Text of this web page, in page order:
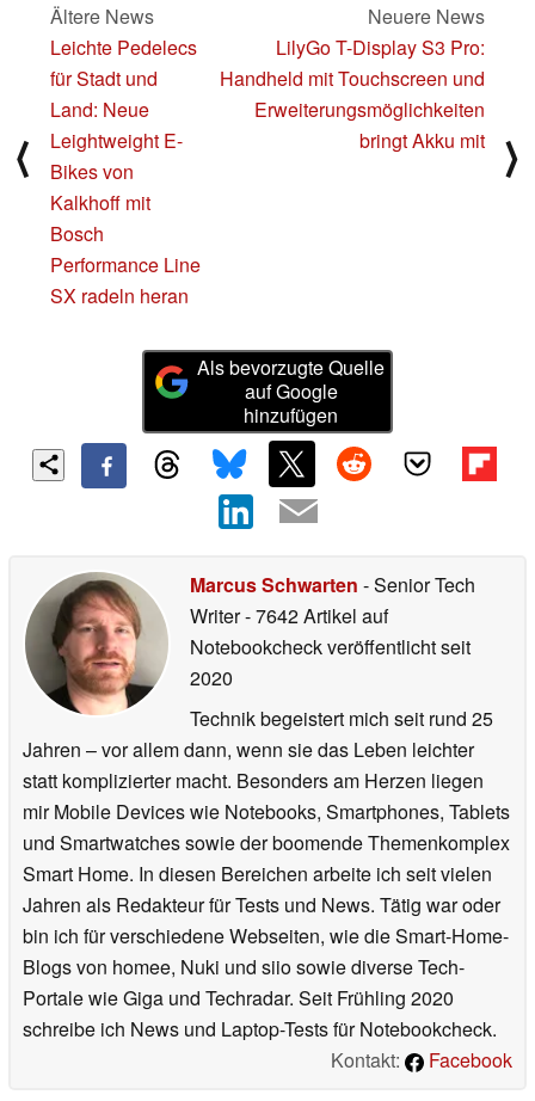
⟨
Ältere News
Leichte Pedelecs
für Stadt und
Land: Neue
Leightweight E-
Bikes von
Kalkhoff mit
Bosch
Performance Line
SX radeln heran
Neuere News
LilyGo T-Display S3 Pro:
Handheld mit Touchscreen und
Erweiterungsmöglichkeiten
bringt Akku mit
⟩
Als bevorzugte Quelle
auf Google
hinzufügen
Marcus Schwarten - Senior Tech
Writer- 7642 Artikel auf
Notebookcheck veröffentlichtseit
2020
Technik begeistert mich seit rund 25
Jahren – vor allem dann, wenn sie das Leben leichter
statt komplizierter macht. Besonders am Herzen liegen
mir Mobile Devices wie Notebooks, Smartphones, Tablets
und Smartwatches sowie der boomende Themenkomplex
Smart Home. In diesen Bereichen arbeite ich seit vielen
Jahren als Redakteur für Tests und News. Tätig war oder
bin ich für verschiedene Webseiten, wie die Smart-Home-
Blogs von homee, Nuki und siio sowie diverse Tech-
Portale wie Giga und Techradar. Seit Frühling 2020
schreibe ich News und Laptop-Tests für Notebookcheck.
Kontakt:
Facebook